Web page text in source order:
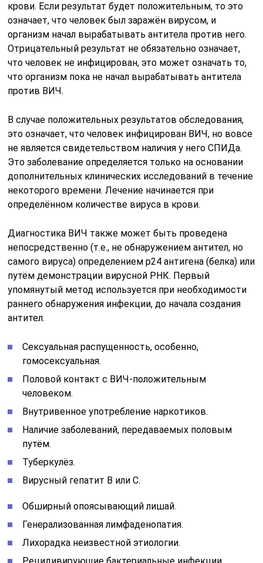
крови. Если результат будет положительным, то это
означает, что человек был заражён вирусом, и
организм начал вырабатывать антитела против него.
Отрицательный результат не обязательно означает,
что человек не инфицирован, это может означать то,
что организм пока не начал вырабатывать антитела
против ВИЧ.
В случае положительных результатов обследования,
это означает, что человек инфицирован ВИЧ, но вовсе
не является свидетельством наличия у него СПИДа.
Это заболевание определяется только на основании
дополнительных клинических исследований в течение
некоторого времени. Лечение начинается при
определённом количестве вируса в крови.
Диагностика ВИЧ также может быть проведена
непосредственно (т.е., не обнаружением антител, но
самого вируса) определением р24 антигена (белка) или
путём демонстрации вирусной РНК. Первый
упомянутый метод используется при необходимости
раннего обнаружения инфекции, до начала создания
антител.
Сексуальная распущенность, особенно,
гомосексуальная.
Половой контакт с ВИЧ-положительным
человеком.
Внутривенное употребление наркотиков.
Наличие заболеваний, передаваемых половым
путём.
Туберкулёз.
Вирусный гепатит В или С.
Обширный опоясывающий лишай.
Генерализованная лимфаденопатия.
Лихорадка неизвестной этиологии.